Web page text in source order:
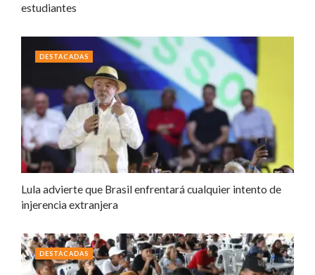
estudiantes
Lula advierte que Brasil enfrentará cualquier intento de
injerencia extranjera
DESTACADAS
DESTACADAS